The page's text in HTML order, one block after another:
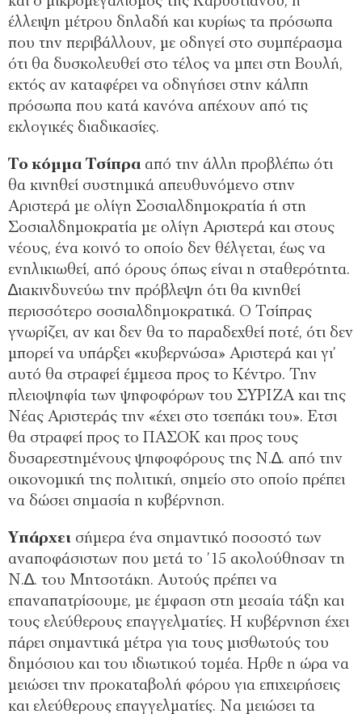
έλλειψη µέτρου δηλαδή και κυρίως τα πρόσωπα
που την περιβάλλουν, µε οδηγεί στο συµπέρασµα
ότι θα δυσκολευθεί στο τέλος να µπει στη Βουλή,
εκτός αν καταφέρει να οδηγήσει στην κάλπη
πρόσωπα που κατά κανόνα απέχουν από τις
εκλογικές διαδικασίες.
Το κόµµα Τσίπρα από την άλλη προβλέπω ότι
θα κινηθεί συστηµικά απευθυνόµενο στην
Αριστερά µε ολίγη Σοσιαλδηµοκρατία ή στη
Σοσιαλδηµοκρατία µε ολίγη Αριστερά και στους
νέους, ένα κοινό το οποίο δεν θέλγεται, έως να
ενηλικιωθεί, από όρους όπως είναι η σταθερότητα.
∆ιακινδυνεύω την πρόβλεψη ότι θα κινηθεί
περισσότερο σοσιαλδηµοκρατικά. Ο Τσίπρας
γνωρίζει, αν και δεν θα το παραδεχθεί ποτέ, ότι δεν
µπορεί να υπάρξει «κυβερνώσα» Αριστερά και γι’
αυτό θα στραφεί έµµεσα προς το Κέντρο. Την
πλειοψηφία των ψηφοφόρων του ΣΥΡΙΖΑ και της
Νέας Αριστεράς την «έχει στο τσεπάκι του». Ετσι
θα στραφεί προς το ΠΑΣΟΚ και προς τους
δυσαρεστηµένους ψηφοφόρους της Ν.∆. από την
οικονοµική της πολιτική, σηµείο στο οποίο πρέπει
να δώσει σηµασία η κυβέρνηση.
Υπάρχει σήµερα ένα σηµαντικό ποσοστό των
αναποφάσιστων που µετά το ’15 ακολούθησαν τη
Ν.∆. του Μητσοτάκη. Αυτούς πρέπει να
επαναπατρίσουµε, µε έµφαση στη µεσαία τάξη και
τους ελεύθερους επαγγελµατίες. Η κυβέρνηση έχει
πάρει σηµαντικά µέτρα για τους µισθωτούς του
δηµόσιου και του ιδιωτικού τοµέα. Ηρθε η ώρα να
µειώσει την προκαταβολή φόρου για επιχειρήσεις
και ελεύθερους επαγγελµατίες. Να µειώσει τα